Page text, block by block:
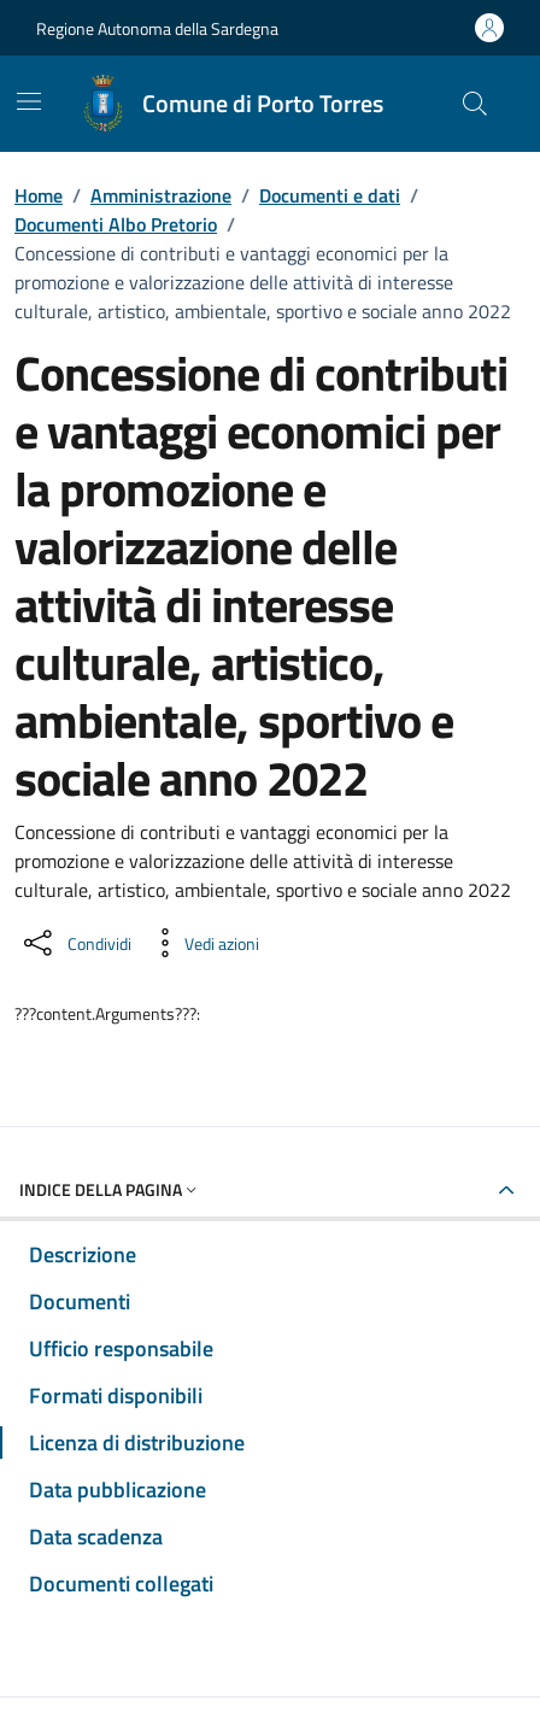
Regione Autonoma della Sardegna
Comune di Porto Torres
Home / Amministrazione / Documenti e dati /
Documenti Albo Pretorio /
Concessione di contributi e vantaggi economici per la
promozione e valorizzazione delle attività di interesse
culturale, artistico, ambientale, sportivo e sociale anno 2022
Concessione di contributi
e vantaggi economici per
la promozione e
valorizzazione delle
attività di interesse
culturale, artistico,
ambientale, sportivo e
sociale anno 2022
Dettaglio del documento
Concessione di contributi e vantaggi economici per la
promozione e valorizzazione delle attività di interesse
culturale, artistico, ambientale, sportivo e sociale anno 2022
Condividi Vedi azioni
???content.Arguments???:
INDICE DELLA PAGINA
Descrizione
Documenti
Ufficio responsabile
Formati disponibili
Licenza di distribuzione
Data pubblicazione
Data scadenza
Documenti collegati